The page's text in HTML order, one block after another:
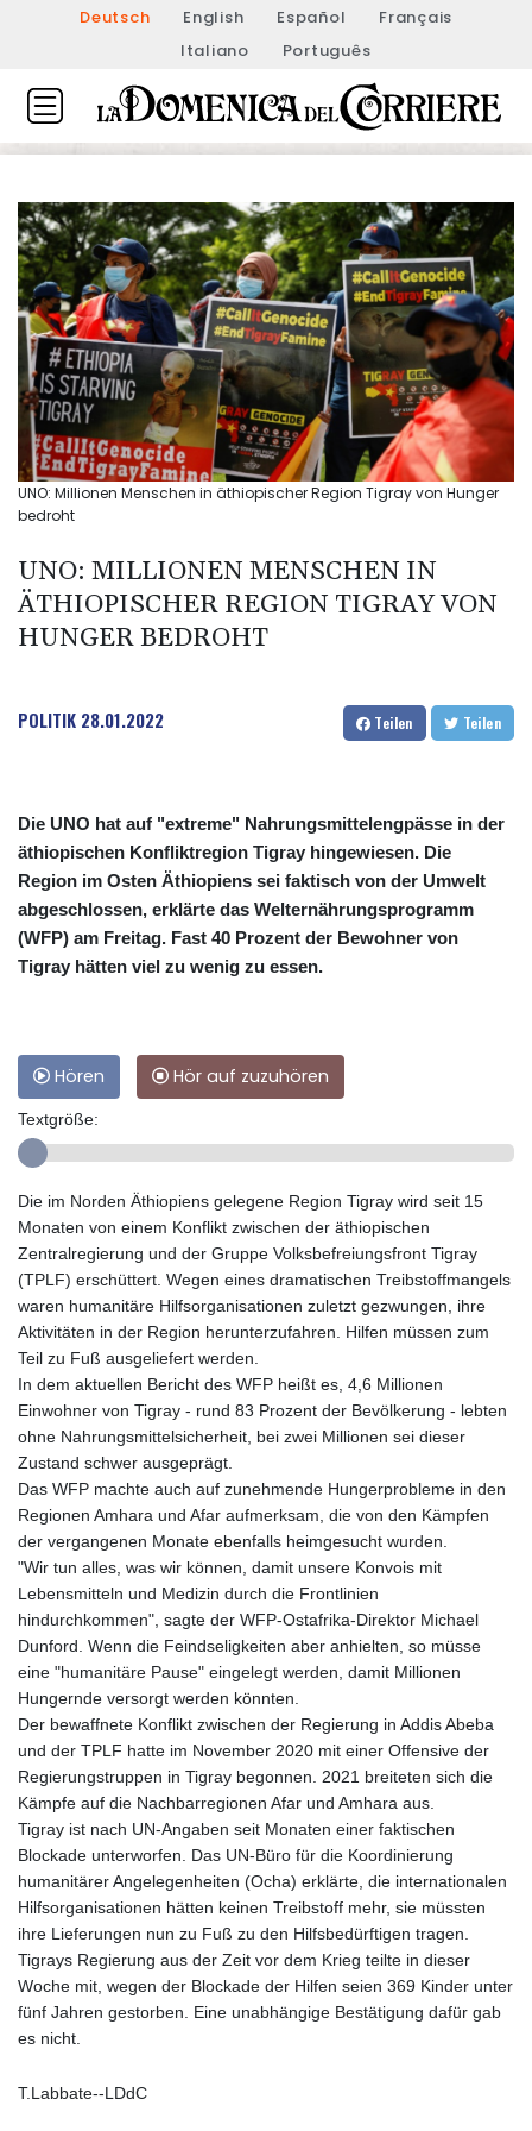
Deutsch English Español
Français
Italiano
Português
UNO: Millionen Menschen in äthiopischer Region Tigray von Hunger
bedroht
UNO: MILLIONEN MENSCHEN IN
ÄTHIOPISCHER REGION TIGRAY VON
HUNGER BEDROHT
POLITIK 28.01.2022 Teilen Teilen
Die UNO hat auf "extreme" Nahrungsmittelengpässe in der
äthiopischen Konfliktregion Tigray hingewiesen. Die
Region im Osten Äthiopiens sei faktisch von der Umwelt
abgeschlossen, erklärte das Welternährungsprogramm
(WFP) am Freitag. Fast 40 Prozent der Bewohner von
Tigray hätten viel zu wenig zu essen.
Hören Hör auf zuzuhören
Textgröße:
Die im Norden Äthiopiens gelegene Region Tigray wird seit 15
Monaten von einem Konflikt zwischen der äthiopischen
Zentralregierung und der Gruppe Volksbefreiungsfront Tigray
(TPLF) erschüttert. Wegen eines dramatischen Treibstoffmangels
waren humanitäre Hilfsorganisationen zuletzt gezwungen, ihre
Aktivitäten in der Region herunterzufahren. Hilfen müssen zum
Teil zu Fuß ausgeliefert werden.
In dem aktuellen Bericht des WFP heißt es, 4,6 Millionen
Einwohner von Tigray - rund 83 Prozent der Bevölkerung - lebten
ohne Nahrungsmittelsicherheit, bei zwei Millionen sei dieser
Zustand schwer ausgeprägt.
Das WFP machte auch auf zunehmende Hungerprobleme in den
Regionen Amhara und Afar aufmerksam, die von den Kämpfen
der vergangenen Monate ebenfalls heimgesucht wurden.
"Wir tun alles, was wir können, damit unsere Konvois mit
Lebensmitteln und Medizin durch die Frontlinien
hindurchkommen", sagte der WFP-Ostafrika-Direktor Michael
Dunford. Wenn die Feindseligkeiten aber anhielten, so müsse
eine "humanitäre Pause" eingelegt werden, damit Millionen
Hungernde versorgt werden könnten.
Der bewaffnete Konflikt zwischen der Regierung in Addis Abeba
und der TPLF hatte im November 2020 mit einer Offensive der
Regierungstruppen in Tigray begonnen. 2021 breiteten sich die
Kämpfe auf die Nachbarregionen Afar und Amhara aus.
Tigray ist nach UN-Angaben seit Monaten einer faktischen
Blockade unterworfen. Das UN-Büro für die Koordinierung
humanitärer Angelegenheiten (Ocha) erklärte, die internationalen
Hilfsorganisationen hätten keinen Treibstoff mehr, sie müssten
ihre Lieferungen nun zu Fuß zu den Hilfsbedürftigen tragen.
Tigrays Regierung aus der Zeit vor dem Krieg teilte in dieser
Woche mit, wegen der Blockade der Hilfen seien 369 Kinder unter
fünf Jahren gestorben. Eine unabhängige Bestätigung dafür gab
es nicht.
T.Labbate--LDdC